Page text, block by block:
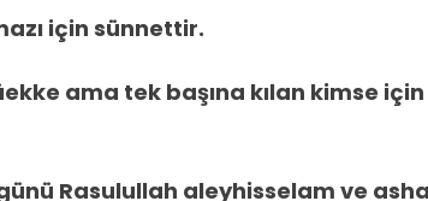
için sünnettir.
ama tek başına kılan kimse için
Rasulullah aleyhisselam ve